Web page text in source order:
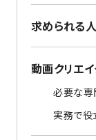
求められる
動画クリエ
必要な専
実務で役